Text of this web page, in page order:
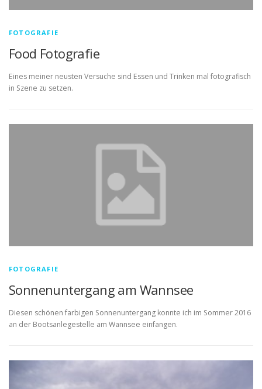
FOTOGRAFIE
Food Fotografie
Eines meiner neusten Versuche sind Essen und Trinken mal fotografisch
in Szene zu setzen.
FOTOGRAFIE
Sonnenuntergang am Wannsee
Diesen schönen farbigen Sonnenuntergang konnte ich im Sommer 2016
an der Bootsanlegestelle am Wannsee einfangen.